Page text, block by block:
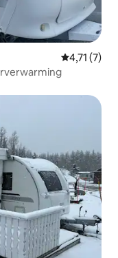
4,71 (7)